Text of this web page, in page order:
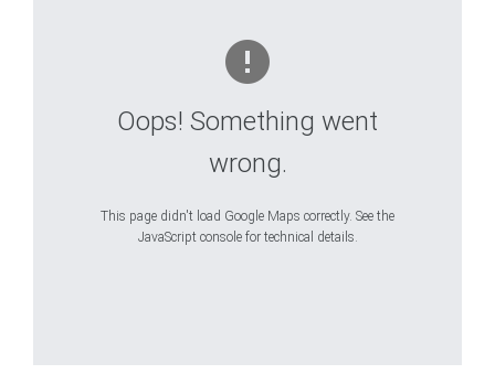
Oops! Something went
wrong.
This page didn't load Google Maps correctly. See the
JavaScript console for technical details.